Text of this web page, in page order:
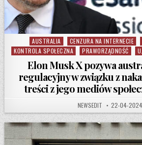
Posted in
AUSTRALIA CENZURA NA INTERNECIE
KONTROLA SPOŁECZNA
PRAWORZĄDNOŚĆ
Elon Musk X pozywa
regulacyjny w związku z
treści z jego mediów
AUTHOR:
NEWSEDIT PUBLISHED
22-04-2024